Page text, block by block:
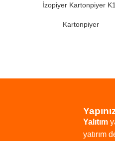
İzopiyer Kartonpiyer
Kartonpiyer
Yalıtım
yatırım